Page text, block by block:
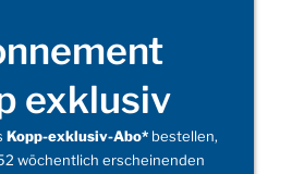
exklusiv
Kopp-exklusiv-Abo*bestellen,
wöchentlich erscheinenden